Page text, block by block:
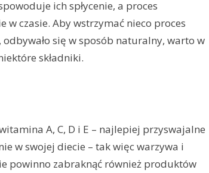
ich spłycenie, a proces
w czasie. Aby wstrzymać nieco proces
się w sposób naturalny, warto w
składniki.
A, C, D i E – najlepiej przyswajalne
w swojej diecie – tak więc warzywa i
powinno zabraknąć również produktów